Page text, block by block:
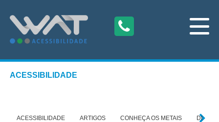
ACESSIBILIDADE
ACESSIBILIDADE ARTIGOS CONHEÇA OS METAIS DICAS